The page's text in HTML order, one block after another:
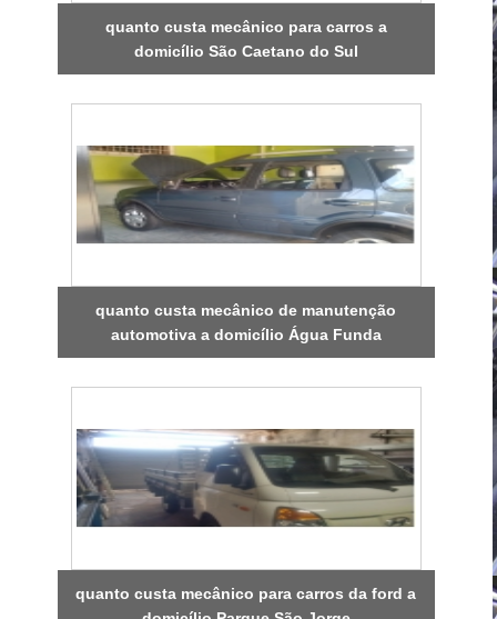
quanto custa mecânico para carros a
domicílio São Caetano do Sul
quanto custa mecânico de manutenção
automotiva a domicílio Água Funda
quanto custa mecânico para carros da ford a